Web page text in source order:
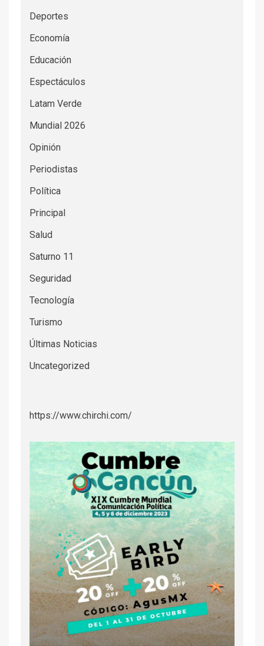
Deportes
Economía
Educación
Espectáculos
Latam Verde
Mundial 2026
Opinión
Periodistas
Política
Principal
Salud
Saturno 11
Seguridad
Tecnología
Turismo
Últimas Noticias
Uncategorized
https://www.chirchi.com/